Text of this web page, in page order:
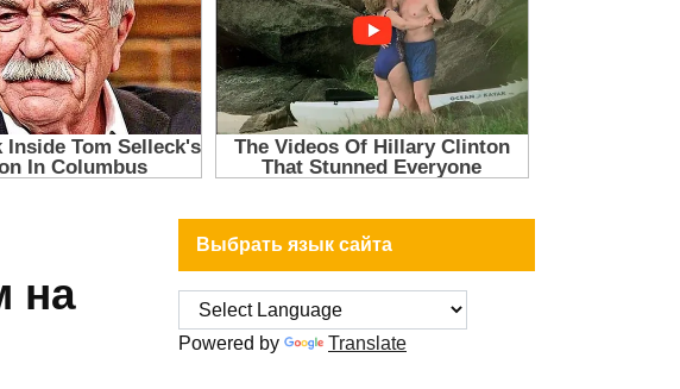
на
Выбрать язык сайта
Powered by Translate